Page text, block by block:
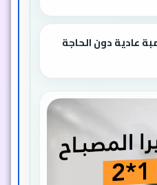
عادية دون الحاجة